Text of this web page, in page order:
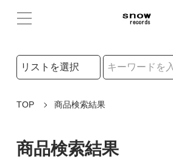
検索リストの選択
TOP 商品検索結果
商品検索結果